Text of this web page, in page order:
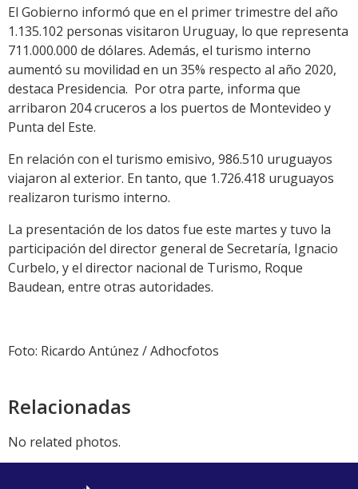
Link
El Gobierno informó que en el primer trimestre del año
1.135.102 personas visitaron Uruguay, lo que representa
711.000.000 de dólares. Además, el turismo interno
aumentó su movilidad en un 35% respecto al año 2020,
destaca Presidencia. Por otra parte, informa que
arribaron 204 cruceros a los puertos de Montevideo y
Punta del Este.
En relación con el turismo emisivo, 986.510 uruguayos
viajaron al exterior. En tanto, que 1.726.418 uruguayos
realizaron turismo interno.
La presentación de los datos fue este martes y tuvo la
participación del director general de Secretaría, Ignacio
Curbelo, y el director nacional de Turismo, Roque
Baudean, entre otras autoridades.
Foto: Ricardo Antúnez / Adhocfotos
Relacionadas
No related photos.